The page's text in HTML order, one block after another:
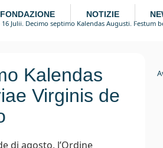
FONDAZIONE NOTIZIE
16 Julii. Decimo septimo Kalendas Augusti. Festum
Kalendas
Virginis de
di agosto, l’Ordine